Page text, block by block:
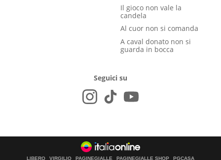
Il gioco non vale la
candela
Al cuor non si comanda
A caval donato non si
guarda in bocca
Seguici su
LIBERO VIRGILIO PAGINEGIALLE PAGINEGIALLE SHOP PGCASA